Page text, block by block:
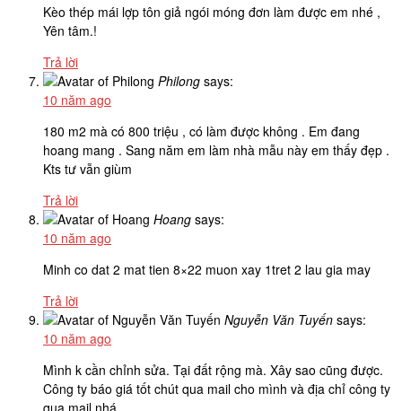
Kèo thép mái lợp tôn giả ngói móng đơn làm được em nhé ,
Yên tâm.!
Trả lời
Philong says:
10 năm ago
180 m2 mà có 800 triệu , có làm được không . Em đang
hoang mang . Sang năm em làm nhà mẫu này em thấy đẹp .
Kts tư vẫn giùm
Trả lời
Hoang says:
10 năm ago
Minh co dat 2 mat tien 8×22 muon xay 1tret 2 lau gia may
Trả lời
Nguyễn Văn Tuyến says:
10 năm ago
Mình k cần chỉnh sửa. Tại đất rộng mà. Xây sao cũng được.
Công ty báo giá tốt chút qua mail cho mình và địa chỉ công ty